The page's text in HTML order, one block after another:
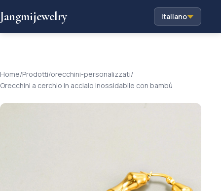
Jangmijewelry Italiano
Home/Prodotti/orecchini-personalizzati/
Orecchini a cerchio in acciaio inossidabile con bambù